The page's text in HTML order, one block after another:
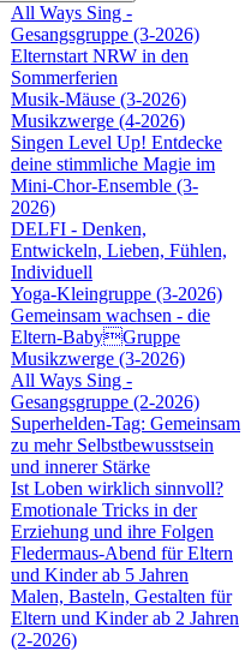
All Ways Sing -
Gesangsgruppe (3-2026)
Elternstart NRW in den
Sommerferien
Musik-Mäuse (3-2026)
Musikzwerge (4-2026)
Singen Level Up! Entdecke
deine stimmliche Magie im
Mini-Chor-Ensemble (3-
2026)
DELFI - Denken,
Entwickeln, Lieben, Fühlen,
Individuell
Yoga-Kleingruppe (3-2026)
Gemeinsam wachsen - die
Eltern-BabyGruppe
Musikzwerge (3-2026)
All Ways Sing -
Gesangsgruppe (2-2026)
Superhelden-Tag: Gemeinsam
zu mehr Selbstbewusstsein
und innerer Stärke
Ist Loben wirklich sinnvoll?
Emotionale Tricks in der
Erziehung und ihre Folgen
Fledermaus-Abend für Eltern
und Kinder ab 5 Jahren
Malen, Basteln, Gestalten für
Eltern und Kinder ab 2 Jahren
(2-2026)